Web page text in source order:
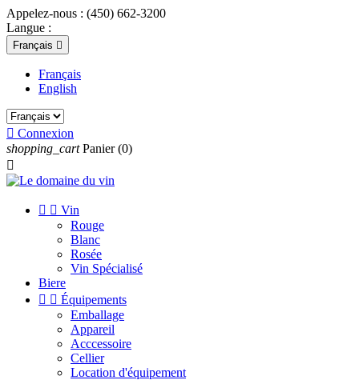
Appelez-nous : (450) 662-3200
Langue :
Français 
Français
English
 Connexion
shopping_cart Panier (0)

  Vin
Rouge
Blanc
Rosée
Vin Spécialisé
Biere
  Équipements
Emballage
Appareil
Acccessoire
Cellier
Location d'équipement